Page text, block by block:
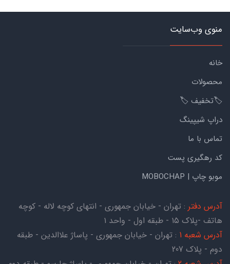
منوی وب‌سایت
خانه
محصولات
🏷️تخفیف 🏷️
دراپ شیپینگ
تماس با ما
کد رهگیری پست
موبو چاپ | MOBOCHAP
آدرس دفتر : تهران - خیابان جمهوری - انتهای کوچه لاله - کوچه
هاتف -پلاک ۱۵ - طبقه اول - واحد ۱
آدرس شعبه 1
: تهران - خیابان جمهوری - پاساژ علاالدین - طبقه
دوم - پلاک 207